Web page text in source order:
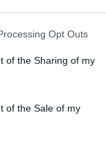
Opt Outs
of the Sharing of my
of the Sale of my
πώς περνάει